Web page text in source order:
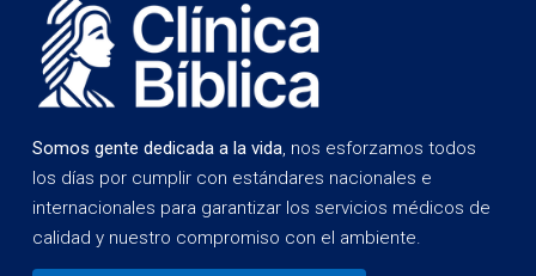
Somos gente dedicada a la vida, nos esforzamos todos
los días por cumplir con estándares nacionales e
internacionales para garantizar los servicios médicos de
calidad y nuestro compromiso con el ambiente.